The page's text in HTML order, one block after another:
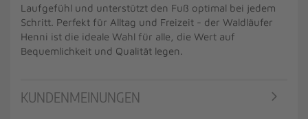
Laufgefühl und unterstützt den Fuß optimal bei jedem
Schritt. Perfekt für Alltag und Freizeit - der Waldläufer
Henni ist die ideale Wahl für alle, die Wert auf
Bequemlichkeit und Qualität legen.
KUNDENMEINUNGEN